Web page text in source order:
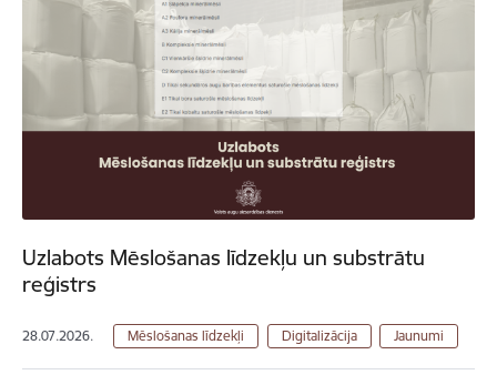
Uzlabots Mēslošanas līdzekļu un substrātu
reģistrs
28.07.2026. Mēslošanas līdzekļi Digitalizācija Jaunumi